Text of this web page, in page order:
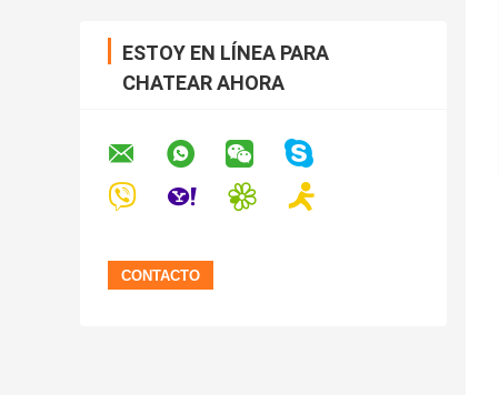
ESTOY EN LÍNEA PARA
CHATEAR AHORA